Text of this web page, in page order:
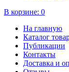
В корзине: 0
На главную
Каталог
Публикации
Контакты
Доставка и